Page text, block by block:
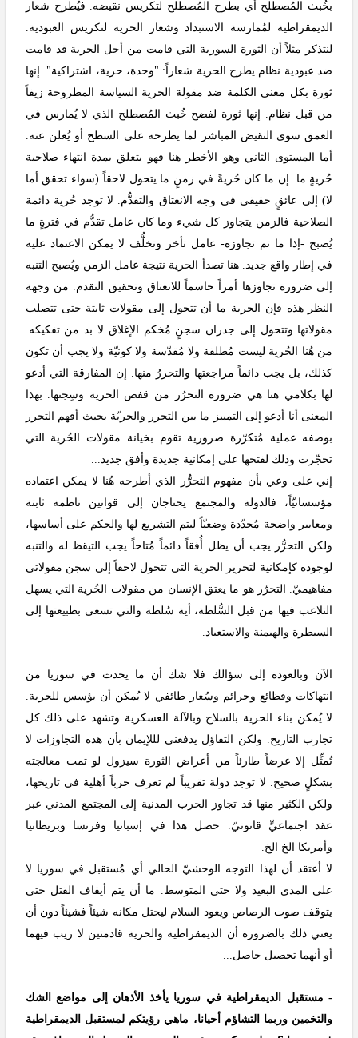
بخُبث المُصطلح أي بطرح المُصطلح لتكريس نقيضه. فيُطرح شعار
الديمقراطية لمُمارسة الاستبداد وشعار الحرية لتكريس العبودية.
لنتذكر مثلاً أن الثورة السورية التي قامت من أجل الحرية قد قامت
ضد عبودية نظام يطرح الحرية شعاراً: "وحدة، حرية، اشتراكية". إنها
ثورة بكل معنى الكلمة ضد مقولة الحرية السياسة المطروحة زيفاً
من قبل نظام. إنها ثورة لفضح خُبث المُصطلح الذي لا يُمارس في
العمق سوى النقيض المباشر لما يطرحه على السطح أو يُعلن عنه.
أما المستوى الثاني وهو الأخطر هنا فهو يتعلق بمدة انتهاء صلاحية
حُريةٍ ما. إن ما كان حُريةً في زمنٍ ما يتحول لاحقاً (سواء تحقق أما
لا) إلى عائقٍ حقيقي في وجه الانعتاق والتقدُّم. لا توجد حُرية دائمة
الصلاحية فالزمن يتجاوز كل شيء وما كان عامل تقدُّم في فترةٍ ما
يُصبح -إذا ما تم تجاوزه- عامل تأخر وتخلُّف لا يمكن الاعتماد عليه
في إطار واقع جديد. هنا تصدأ الحرية نتيجة عامل الزمن ويُصبح التنبه
إلى ضرورة تجاوزها أمراً حاسماً للانعتاق وتحقيق التقدم. من وجهة
النظر هذه فإن الحرية ما أن تتحول إلى مقولات ثابتة حتى تتصلب
مقولاتها وتتحول إلى جدران سجنٍ مُخكم الإغلاق لا بد من تفكيكه.
من هُنا الحُرية ليست مُطلقة ولا مُقدّسة ولا كونيّة ولا يجب أن تكون
كذلك، بل يجب دائماً مراجعتها والتحررُ منها. إن المفارقة التي أدعو
لها بكلامي هنا هي ضرورة التحرُر من قفص الحرية وسِجنها. بهذا
المعنى أنا أدعو إلى التمييز ما بين التحرر والحريّة بحيث أفهم التحرر
بوصفه عملية مُتكرّرة ضرورية تقوم بخيانة مقولات الحُرية التي
تحجّرت وذلك لفتحها على إمكانية جديدة وأفق جديد...
إني على وعي بأن مفهوم التحرُّر الذي أطرحه هُنا لا يمكن اعتماده
مؤسساتيّاً، فالدولة والمجتمع يحتاجان إلى قوانين ناظمة ثابتة
ومعايير واضحة مُحدّدة وضعيّاً ليتم التشريع لها والحكم على أساسها،
ولكن التحرُّر يجب أن يظل أُفقاً دائماً مُتاحاً يجب التيقظ له والتنبه
لوجوده كإمكانية لتحرير الحرية التي تتحول لاحقاً إلى سجن مقولاتي
مفاهيميّ. التحرّر هو ما يعتق الإنسان من مقولات الحُرية التي يسهل
التلاعب فيها من قبل السُّلطة، أية سُلطة والتي تسعى بطبيعتها إلى
السيطرة والهيمنة والاستعباد.
الآن وبالعودة إلى سؤالك فلا شك أن ما يحدث في سوريا من
انتهاكات وفظائع وجرائم وسُعار طائفي لا يُمكن أن يؤسس للحرية.
لا يُمكن بناء الحرية بالسلاح وبالآلة العسكرية وتشهد على ذلك كل
تجارب التاريخ. ولكن التفاؤل يدفعني لللإيمان بأن هذه التجاوزات لا
تُمثِّل إلا عرضاً طارئاً من أعراض الثورة سيزول لو تمت معالجته
بشكلٍ صحيح. لا توجد دولة تقريباً لم تعرف حرباً أهلية في تاريخها،
ولكن الكثير منها قد تجاوز الحرب المدنية إلى المجتمع المدني عبر
عقد اجتماعيٍّ قانونيّ. حصل هذا في إسبانيا وفرنسا وبريطانيا
وأمريكا الخ الخ.
لا أعتقد أن لهذا التوجه الوحشيّ الحالي أي مُستقبل في سوريا لا
على المدى البعيد ولا حتى المتوسط. ما أن يتم أيقاف القتل حتى
يتوقف صوت الرصاص ويعود السلام ليحتل مكانه شيئاً فشيئاً دون أن
يعني ذلك بالضرورة أن الديمقراطية والحرية قادمتين لا ريب فيهما
أو أنهما تحصيل حاصل...
- مستقبل الديمقراطية في سوريا يأخذ الأذهان إلى مواضع الشك
والتخمين وربما التشاؤم أحيانا، ماهي رؤيتكم لمستقبل الديمقراطية